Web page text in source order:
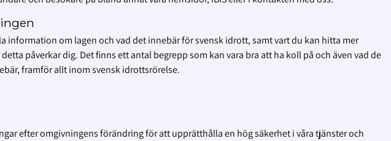
information om lagen och vad det innebär för svensk idrott, samt vart du kan hitta mer
påverkar dig. Det finns ett antal begrepp som kan vara bra att ha koll på och även vad de
framför allt inom svensk idrottsrörelse.
efter omgivningens förändring för att upprätthålla en hög säkerhet i våra tjänster och